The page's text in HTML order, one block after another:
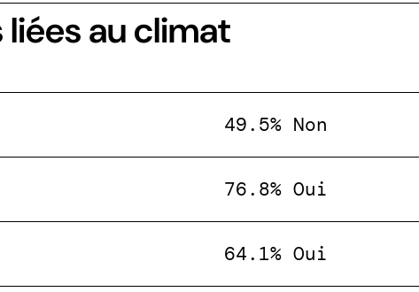
au climat
49.5% Non
76.8% Oui
64.1% Oui